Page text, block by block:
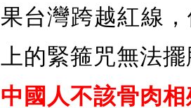
果台灣跨越紅線
上的緊箍咒無法
中國人不該骨肉